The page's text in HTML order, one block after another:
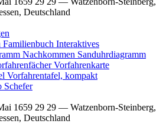
Deutschland
Familienbuch Interaktives
Nachkommen Sanduhrdiagramm
Vorfahrenkarte
Vorfahrentafel, kompakt
Schefer
1659 29 29 — Watzenborn-Steinberg,
Deutschland